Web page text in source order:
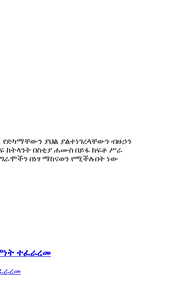
የድካማቸውን ያህል ያልተነገረላቸውን ብዙኃን
ከትላንት በስቲያ ሐሙስ በይፋ ከፍቶ ሥራ
በነፃ ማከናወን የሚችሉበት ነው
ተፈራረመ